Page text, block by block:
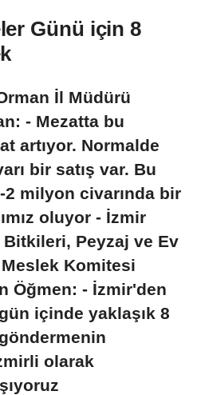
Günü için 8
İl Müdürü
- Mezatta bu
artıyor. Normalde
bir satış var. Bu
2 milyon civarında bir
oluyor - İzmir
Bitkileri, Peyzaj ve Ev
Komitesi
Öğmen: - İzmir'den
içinde yaklaşık 8
olarak